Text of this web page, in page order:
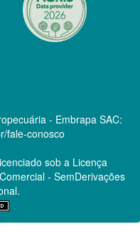
- Embrapa SAC:
fale-conosco
sob a Licença
- SemDerivações